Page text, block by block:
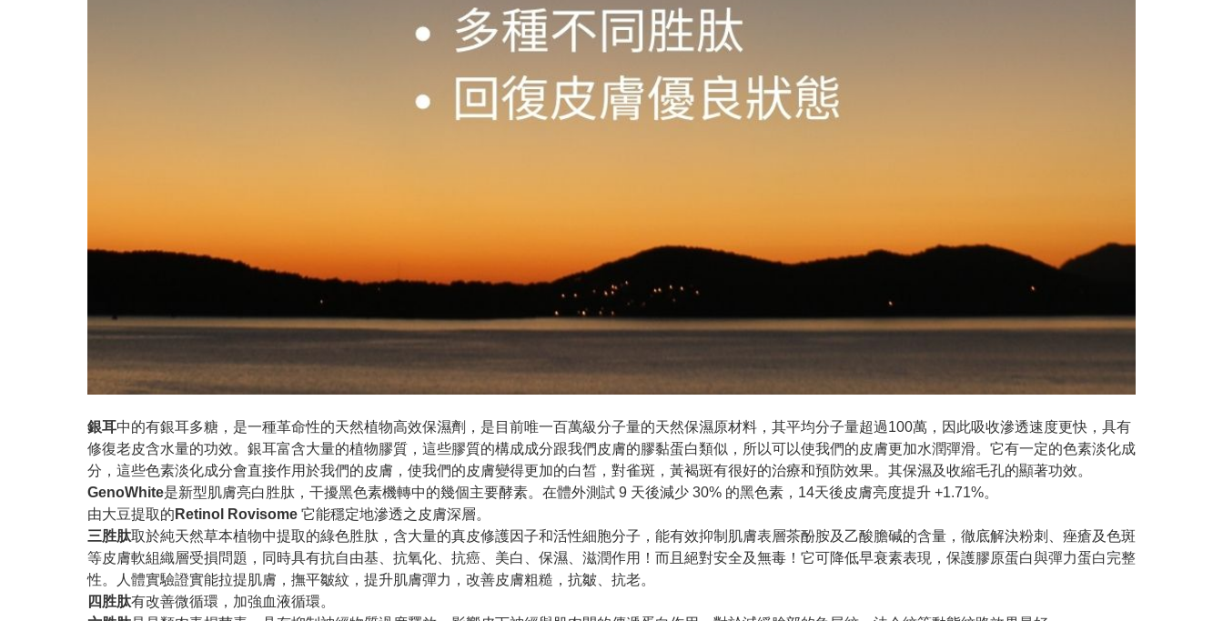
銀耳中的有銀耳多糖，是一種革命性的天然植物高效保濕劑，是目前唯一百萬級分子量的天然保濕原材料，其平均分子量超過100萬，因此吸收滲透速度更快，具有
修復老皮含水量的功效。銀耳富含大量的植物膠質，這些膠質的構成成分跟我們皮膚的膠黏蛋白類似，所以可以使我們的皮膚更加水潤彈滑。它有一定的色素淡化成
分，這些色素淡化成分會直接作用於我們的皮膚，使我們的皮膚變得更加的白皙，對雀斑，黃褐斑有很好的治療和預防效果。其保濕及收縮毛孔的顯著功效。
GenoWhite是新型肌膚亮白胜肽，干擾黑色素機轉中的幾個主要酵素。在體外測試 9 天後減少 30% 的黑色素，14天後皮膚亮度提升 +1.71%。
由大豆提取的 Retinol Rovisome 它能穩定地滲透之皮膚深層。
三胜肽取於純天然草本植物中提取的綠色胜肽，含大量的真皮修護因子和活性細胞分子，能有效抑制肌膚表層茶酚胺及乙酸膽碱的含量，徹底解決粉刺、痤瘡及色斑
等皮膚軟組織層受損問題，同時具有抗自由基、抗氧化、抗癌、美白、保濕、滋潤作用！而且絕對安全及無毒！它可降低早衰素表現，保護膠原蛋白與彈力蛋白完整
性。人體實驗證實能拉提肌膚，撫平皺紋，提升肌膚彈力，改善皮膚粗糙，抗皺、抗老。
四胜肽有改善微循環，加強血液循環。